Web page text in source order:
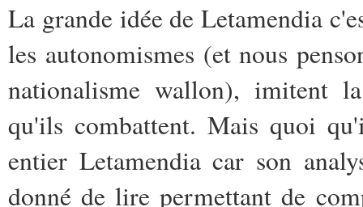
La grande idée de Letamendia
les autonomismes (et nous
nationalisme wallon), imitent
qu'ils combattent. Mais quoi
entier Letamendia car son
donné de lire permettant de